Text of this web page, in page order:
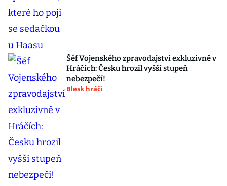
Šéf Vojenského zpravodajství exkluzivně v
Hráčích: Česku hrozil vyšší stupeň
nebezpečí!
Blesk hráči